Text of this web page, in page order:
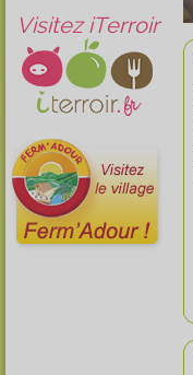
Visitez iTerroir